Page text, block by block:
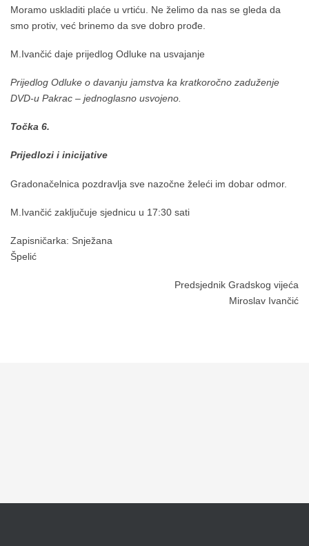
Moramo uskladiti plaće u vrtiću. Ne želimo da nas se gleda da
smo protiv, već brinemo da sve dobro prođe.
M.Ivančić daje prijedlog Odluke na usvajanje
Prijedlog Odluke o davanju jamstva ka kratkoročno zaduženje
DVD-u Pakrac – jednoglasno usvojeno.
Točka 6.
Prijedlozi i inicijative
Gradonačelnica pozdravlja sve nazočne želeći im dobar odmor.
M.Ivančić zaključuje sjednicu u 17:30 sati
Zapisničarka: Snježana
Špelić
Predsjednik Gradskog vijeća
Miroslav Ivančić